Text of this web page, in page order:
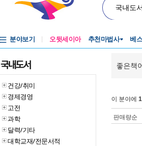
국내도
분야보기 오뒷세이아 추천마법사 베
국내도서
건강/취미
경제경영
고전
과학
달력/기타
대학교재/전문서적
좋은책
이 분야에
판매량순